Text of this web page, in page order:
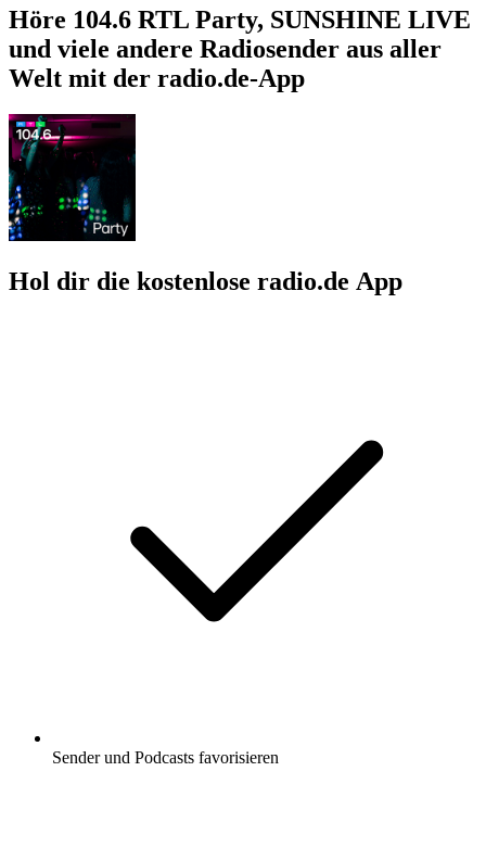
Höre 104.6 RTL Party, SUNSHINE LIVE
und viele andere Radiosender aus aller
Welt mit der radio.de-App
Hol dir die kostenlose radio.de App
Sender und Podcasts favorisieren